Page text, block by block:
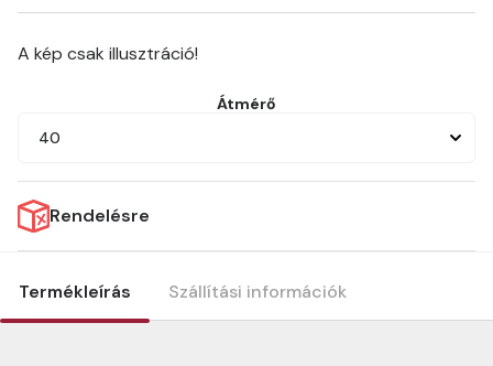
A kép csak illusztráció!
Átmérő
40
Rendelésre
Termékleírás Szállítási információk